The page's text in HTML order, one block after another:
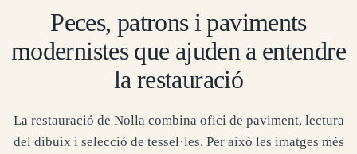
Peces, patrons i paviments
modernistes que ajuden a entendre
la restauració
La restauració de Nolla combina ofici de paviment, lectura
del dibuix i selecció de tessel·les. Per això les imatges més